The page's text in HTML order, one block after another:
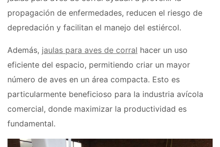
propagación de enfermedades, reducen el riesgo de
depredación y facilitan el manejo del estiércol.
Además, jaulas para aves de corral hacer un uso
eficiente del espacio, permitiendo criar un mayor
número de aves en un área compacta. Esto es
particularmente beneficioso para la industria avícola
comercial, donde maximizar la productividad es
fundamental.